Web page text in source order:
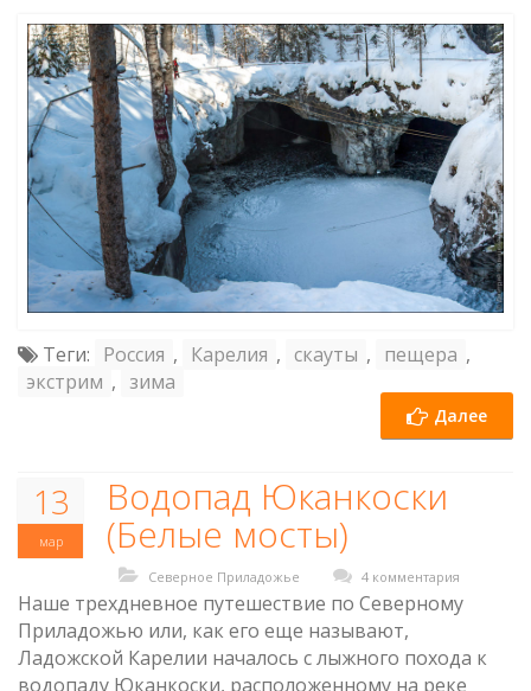
Теги: Россия , Карелия , скауты , пещера ,
экстрим , зима
Далее
13
мар
Водопад Юканкоски
(Белые мосты)
Северное Приладожье 4 комментария
Наше трехдневное путешествие по Северному
Приладожью или, как его еще называют,
Ладожской Карелии началось с лыжного похода к
водопаду Юканкоски, расположенному на реке